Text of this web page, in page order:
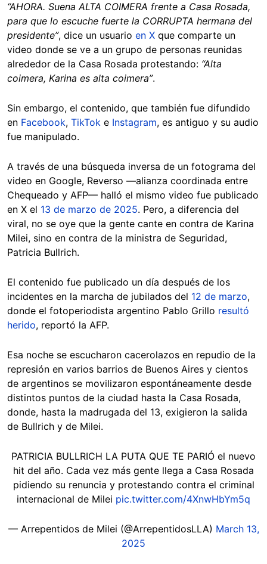
“AHORA. Suena ALTA COIMERA frente a Casa Rosada,
para que lo escuche fuerte la CORRUPTA hermana del
presidente”, dice un usuario en X que comparte un
video donde se ve a un grupo de personas reunidas
alrededor de la Casa Rosada protestando: “Alta
coimera, Karina es alta coimera”.
Sin embargo, el contenido, que también fue difundido
en Facebook, TikTok e Instagram, es antiguo y su audio
fue manipulado.
A través de una búsqueda inversa de un fotograma del
video en Google, Reverso —alianza coordinada entre
Chequeado y AFP— halló el mismo video fue publicado
en X el 13 de marzo de 2025. Pero, a diferencia del
viral, no se oye que la gente cante en contra de Karina
Milei, sino en contra de la ministra de Seguridad,
Patricia Bullrich.
El contenido fue publicado un día después de los
incidentes en la marcha de jubilados del 12 de marzo,
donde el fotoperiodista argentino Pablo Grillo resultó
herido, reportó la AFP.
Esa noche se escucharon cacerolazos en repudio de la
represión en varios barrios de Buenos Aires y cientos
de argentinos se movilizaron espontáneamente desde
distintos puntos de la ciudad hasta la Casa Rosada,
donde, hasta la madrugada del 13, exigieron la salida
de Bullrich y de Milei.
PATRICIA BULLRICH LA PUTA QUE TE PARIÓ el nuevo
hit del año. Cada vez más gente llega a Casa Rosada
pidiendo su renuncia y protestando contra el criminal
internacional de Milei pic.twitter.com/4XnwHbYm5q
— Arrepentidos de Milei (@ArrepentidosLLA) March 13,
2025